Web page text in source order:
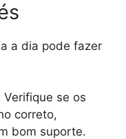
a dia pode fazer
Verifique se os
correto,
bom suporte.